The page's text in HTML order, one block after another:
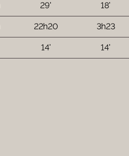
29' 18'
22h20 3h23
14' 14'